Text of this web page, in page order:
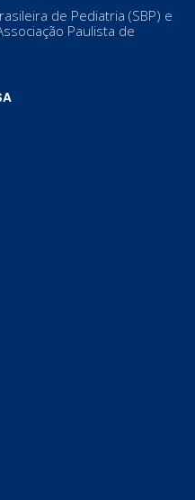
de Pediatria (SBP) e
Paulista de